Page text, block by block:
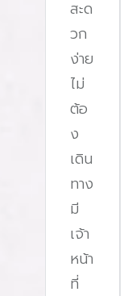
สะด
วก
ง่าย
ไม่
ต้อ
ง
เดิน
ทาง
มี
เจ้า
หน้า
ที่